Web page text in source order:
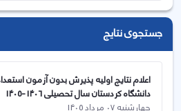
جستجوی نتایج
اعلام نتایج اولیه پذیرش بدون آزمون
دانشگاه کردستان سال تحصیلی 1406-1405
چهارشنبه 07 مرداد 1405